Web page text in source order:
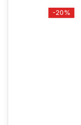
diverse
productiviteit en
-20%